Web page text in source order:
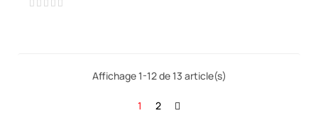
Affichage 1-12 de 13 article(s)
1 2